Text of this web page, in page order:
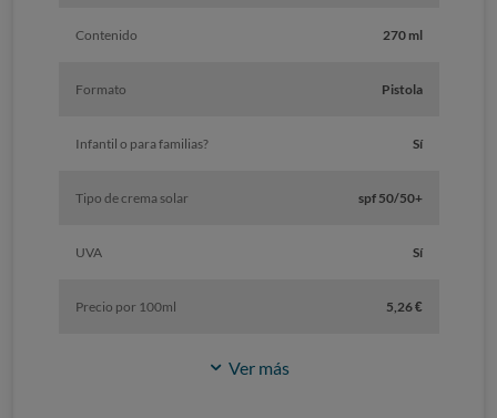
Contenido 270 ml
Formato Pistola
Infantil o para familias? Sí
Tipo de crema solar spf 50/50+
UVA Sí
Precio por 100ml 5,26 €
Ver más